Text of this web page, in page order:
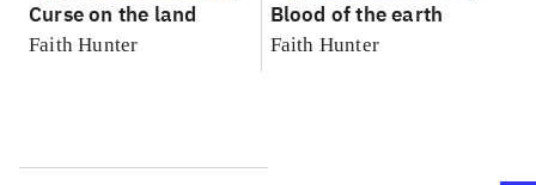
Curse on the land
Faith Hunter
Blood of the earth
Faith Hunter